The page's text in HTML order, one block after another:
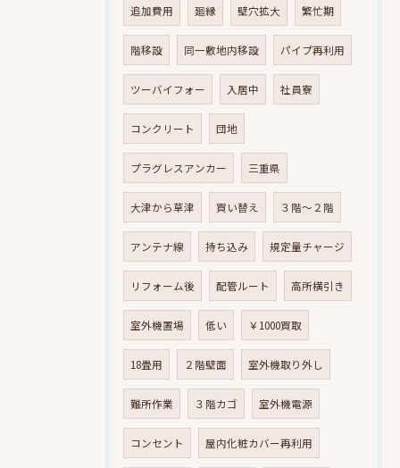
追加費用 廻縁 壁穴拡大 繁忙期
階移設 同一敷地内移設 パイプ再利用
ツーバイフォー 入居中 社員寮
コンクリート 団地
プラグレスアンカー 三重県
大津から草津 買い替え ３階～２階
アンテナ線 持ち込み 規定量チャージ
リフォーム後 配管ルート 高所横引き
室外機置場 低い ￥1000買取
18畳用 ２階壁面 室外機取り外し
難所作業 ３階カゴ 室外機電源
コンセント 屋内化粧カバー再利用